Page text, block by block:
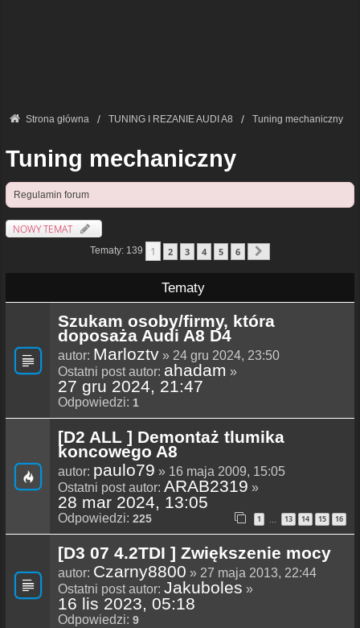
Strona główna TUNING I REZANIE AUDI A8 Tuning mechaniczny
Tuning mechaniczny
Regulamin forum
NOWY TEMAT
Tematy: 139 1 2 3 4 5 6
Tematy
Szukam osoby/firmy, która
doposaża Audi A8 D4
autor: Marloztv » 24 gru 2024, 23:50
Ostatni post autor: ahadam »
27 gru 2024, 21:47
Odpowiedzi: 1
[D2 ALL ] Demontaż tlumika
koncowego A8
autor: paulo79 » 16 maja 2009, 15:05
Ostatni post autor: ARAB2319 »
28 mar 2024, 13:05
Odpowiedzi: 225 1 … 13 14 15 16
[D3 07 4.2TDI ] Zwiększenie mocy
autor: Czarny8800 » 27 maja 2013, 22:44
Ostatni post autor: Jakuboles »
16 lis 2023, 05:18
Odpowiedzi: 9